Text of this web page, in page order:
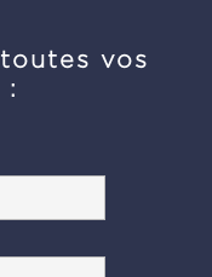
vos
: